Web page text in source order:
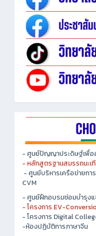
- ศูนย์ปัญญาประดิษฐ์เพื่อ
- หลักสูตรฐานสมรรถนะ
- ศูนย์บริหารเครือข่ายกา
CVM
- ศูนย์ฝึกอบรมซ่อมบำรุงแ
- โครงการ EV-
- โครงการ Digital College